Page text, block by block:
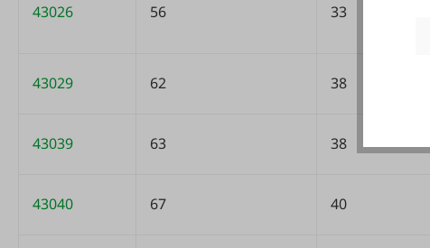
43026 56 33
43029 62 38
43039 63 38
43040 67 40